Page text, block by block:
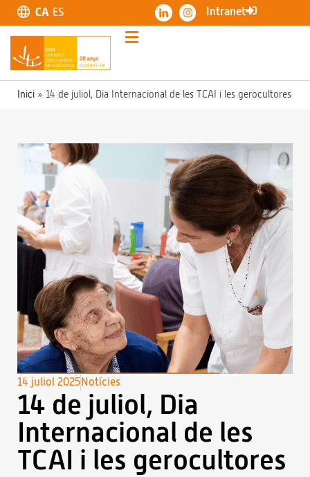
CA ES Intranet
Inici » 14 de juliol, Dia Internacional de les TCAI i les gerocultores
14 juliol 2025Notícies
14 de juliol, Dia
Internacional de les
TCAI i les gerocultores